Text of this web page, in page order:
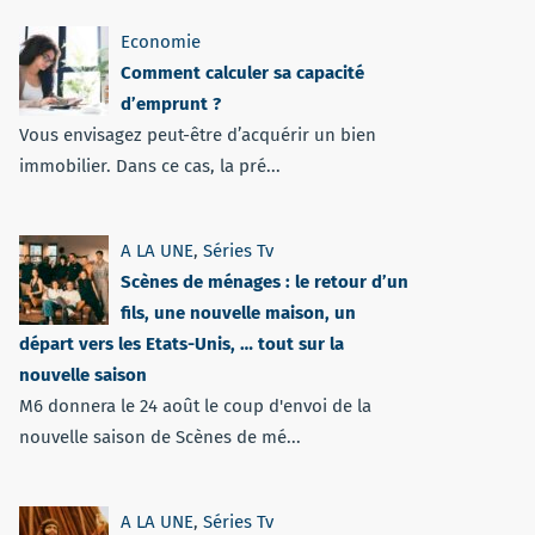
Economie
Comment calculer sa capacité
d’emprunt ?
Vous envisagez peut-être d’acquérir un bien
immobilier. Dans ce cas, la pré...
A LA UNE, Séries Tv
Scènes de ménages : le retour d’un
fils, une nouvelle maison, un
départ vers les Etats-Unis, … tout sur la
nouvelle saison
M6 donnera le 24 août le coup d'envoi de la
nouvelle saison de Scènes de mé...
A LA UNE, Séries Tv